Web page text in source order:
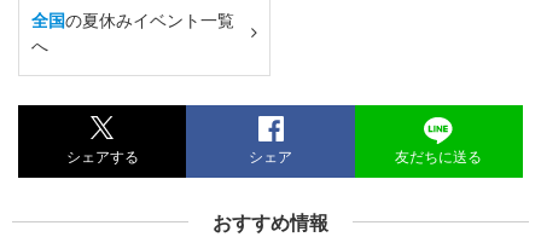
全国の夏休みイベント一覧
へ
シェアする シェア 友だちに送る
おすすめ情報